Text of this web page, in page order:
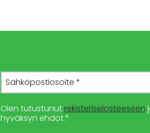
Olen tutustunut rekisteriselosteeseen
hyväksyn ehdot.*